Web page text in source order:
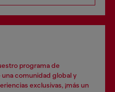
programa de
comunidad global y
exclusivas, ¡más un